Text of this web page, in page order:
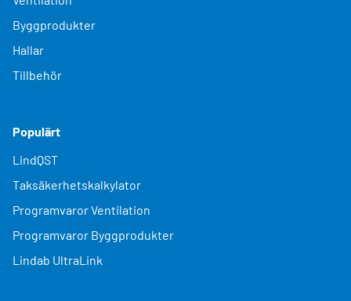
Byggprodukter
Hallar
Tillbehör
Populärt
LindQST
Taksäkerhetskalkylator
Programvaror Ventilation
Programvaror Byggprodukter
Lindab UltraLink